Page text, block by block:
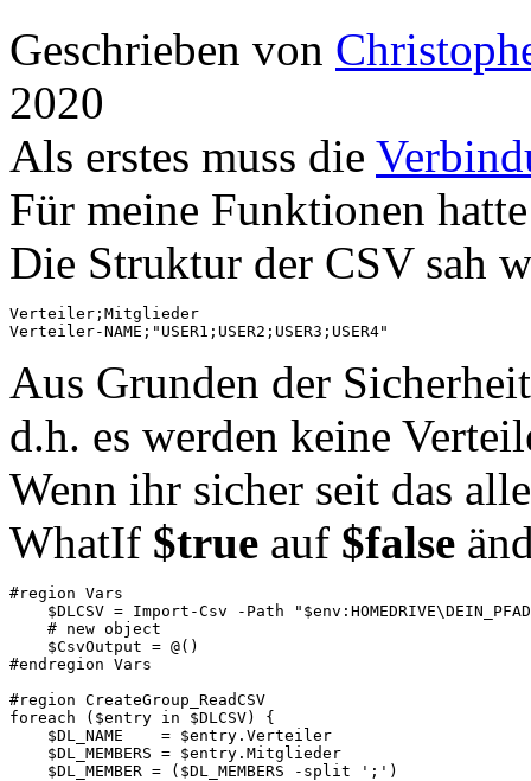
Geschrieben von
2020
Als erstes muss die
Für meine Funktionen
Die Struktur der CSV sah
Verteiler;Mitglieder
Verteiler-NAME;"USER1;USER2;USER3;USER4"
Aus Grunden der
d.h. es werden keine
Wenn ihr sicher seit das
WhatIf $true auf $false
#region Vars
$DLCSV = Import-Csv -Path
    # new object
    $CsvOutput = @()
#endregion Vars
#region CreateGroup_ReadCSV
foreach ($entry in $DLCSV) {
    $DL_NAME    = $entry.Verteiler
    $DL_MEMBERS = $entry.Mitglieder
    $DL_MEMBER = ($DL_MEMBERS -split ';')